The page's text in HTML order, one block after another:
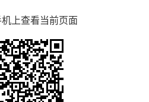
上查看当前页面